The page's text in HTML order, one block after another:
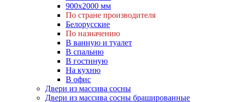
900х2000 мм
По стране производителя
Белорусские
По назначению
В ванную и туалет
В спальню
В гостиную
На кухню
В офис
Двери из массива сосны
Двери из массива сосны брашированные